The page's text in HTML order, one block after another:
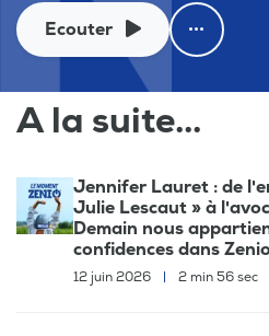
Ecouter
A la suite...
Jennifer Lauret : de
Julie Lescaut » à
Demain nous
confidences dans Zenio
12 juin 2026 | 2 min 56 sec